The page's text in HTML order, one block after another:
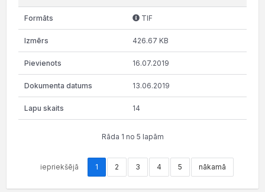
TIF
426.67 KB
16.07.2019
13.06.2019
14
Rāda 1 no 5 lapām
iepriekšējā 1 2 3 4 5 nākamā